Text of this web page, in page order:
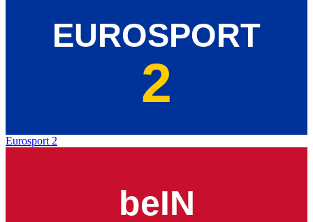
Eurosport 2